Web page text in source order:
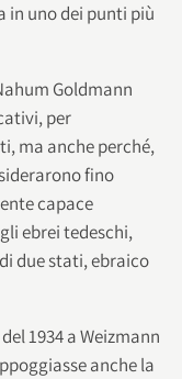
uno dei punti più
Goldmann
per
ma anche perché,
fino
capace
ebrei tedeschi,
due stati, ebraico
1934 a Weizmann
anche la